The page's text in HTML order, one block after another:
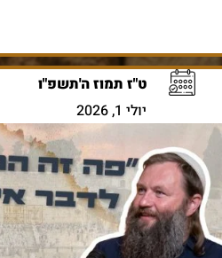
ט"ז תמוז ה'תשפ"ו
יולי 1, 2026